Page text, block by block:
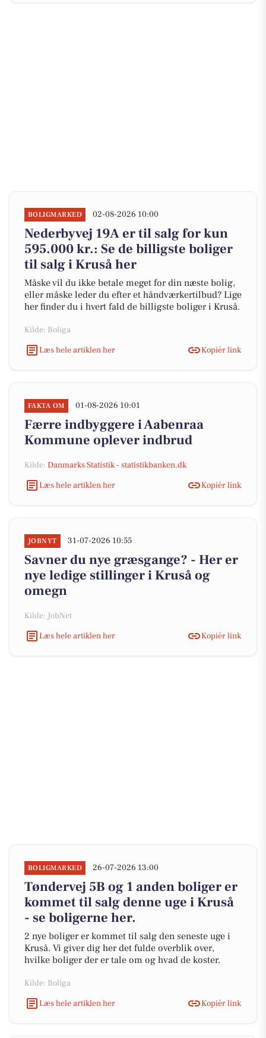
BOLIGMARKED 02-08-2026 10:00
Nederbyvej 19A er til salg for kun
595.000 kr.: Se de billigste boliger
til salg i Kruså her
Måske vil du ikke betale meget for din næste bolig,
eller måske leder du efter et håndværkertilbud? Lige
her finder du i hvert fald de billigste boliger i Kruså.
Kilde: Boliga
Læs hele artiklen her
Kopiér link
FAKTA OM 01-08-2026 10:01
Færre indbyggere i Aabenraa
Kommune oplever indbrud
Kilde: Danmarks Statistik - statistikbanken.dk
Læs hele artiklen her
Kopiér link
JOBNYT 31-07-2026 10:55
Savner du nye græsgange? - Her er
nye ledige stillinger i Kruså og
omegn
Kilde: JobNet
Læs hele artiklen her
Kopiér link
BOLIGMARKED 26-07-2026 13:00
Tøndervej 5B og 1 anden boliger er
kommet til salg denne uge i Kruså
- se boligerne her.
2 nye boliger er kommet til salg den seneste uge i
Kruså. Vi giver dig her det fulde overblik over,
hvilke boliger der er tale om og hvad de koster.
Kilde: Boliga
Læs hele artiklen her
Kopiér link